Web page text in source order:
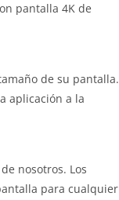
pantalla 4K de
de su pantalla.
aplicación a la
nosotros. Los
para cualquier